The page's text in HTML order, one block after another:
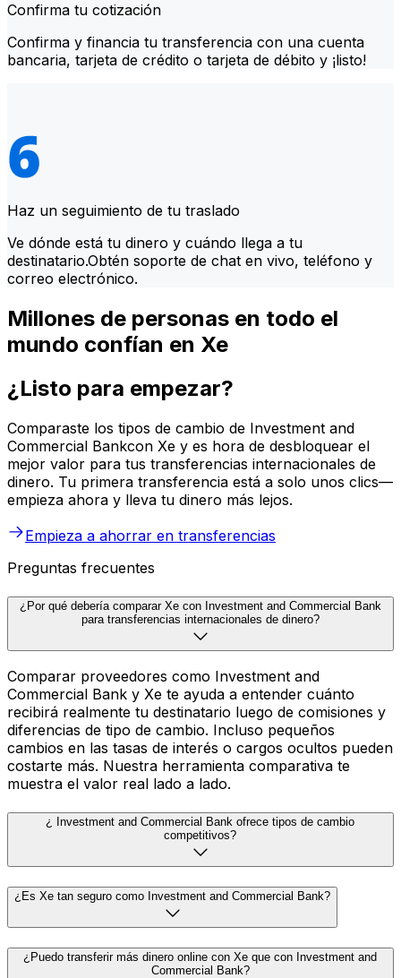
Confirma tu cotización
Confirma y financia tu transferencia con una cuenta
bancaria, tarjeta de crédito o tarjeta de débito y ¡listo!
Haz un seguimiento de tu traslado
Ve dónde está tu dinero y cuándo llega a tu
destinatario.Obtén soporte de chat en vivo, teléfono y
correo electrónico.
Millones de personas en todo el
mundo confían en Xe
¿Listo para empezar?
Comparaste los tipos de cambio de Investment and
Commercial Bankcon Xe y es hora de desbloquear el
mejor valor para tus transferencias internacionales de
dinero. Tu primera transferencia está a solo unos clics—
empieza ahora y lleva tu dinero más lejos.
Empieza a ahorrar en transferencias
Preguntas frecuentes
¿Por qué debería comparar Xe con Investment and Commercial Bank
para transferencias internacionales de dinero?
Comparar proveedores como Investment and
Commercial Bank y Xe te ayuda a entender cuánto
recibirá realmente tu destinatario luego de comisiones y
diferencias de tipo de cambio. Incluso pequeños
cambios en las tasas de interés o cargos ocultos pueden
costarte más. Nuestra herramienta comparativa te
muestra el valor real lado a lado.
¿ Investment and Commercial Bank ofrece tipos de cambio
competitivos?
¿Es Xe tan seguro como Investment and Commercial Bank?
¿Puedo transferir más dinero online con Xe que con Investment and
Commercial Bank?